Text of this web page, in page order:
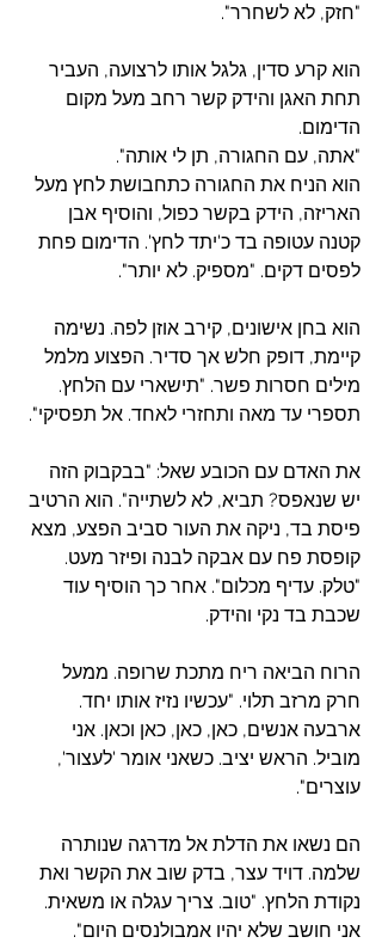
"חזק, לא לשחרר".
הוא קרע סדין, גלגל אותו לרצועה, העביר
תחת האגן והידק קשר רחב מעל מקום
הדימום.
"אתה, עם החגורה, תן לי אותה".
הוא הניח את החגורה כתחבושת לחץ מעל
האריזה, הידק בקשר כפול, והוסיף אבן
קטנה עטופה בד כ'יתד לחץ'. הדימום פחת
לפסים דקים. "מספיק. לא יותר".
הוא בחן אישונים, קירב אוזן לפה. נשימה
קיימת, דופק חלש אך סדיר. הפצוע מלמל
מילים חסרות פשר. "תישארי עם הלחץ.
תספרי עד מאה ותחזרי לאחד. אל תפסיקי".
את האדם עם הכובע שאל: "בבקבוק הזה
יש שנאפס? תביא, לא לשתייה". הוא הרטיב
פיסת בד, ניקה את העור סביב הפצע, מצא
קופסת פח עם אבקה לבנה ופיזר מעט.
"טלק. עדיף מכלום". אחר כך הוסיף עוד
שכבת בד נקי והידק.
הרוח הביאה ריח מתכת שרופה. ממעל
חרק מרזב תלוי. "עכשיו נזיז אותו יחד.
ארבעה אנשים, כאן, כאן, כאן וכאן. אני
מוביל. הראש יציב. כשאני אומר 'לעצור',
עוצרים".
הם נשאו את הדלת אל מדרגה שנותרה
שלמה. דויד עצר, בדק שוב את הקשר ואת
נקודת הלחץ. "טוב. צריך עגלה או משאית.
אני חושב שלא יהיו אמבולנסים היום".